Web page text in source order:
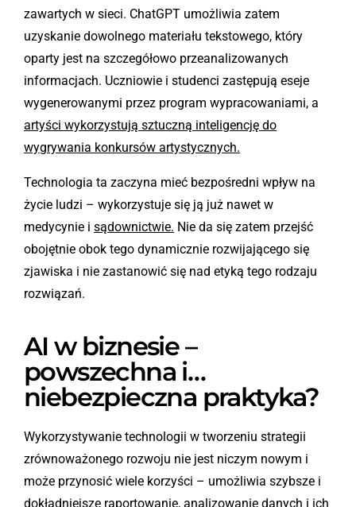
zawartych w sieci. ChatGPT umożliwia zatem
uzyskanie dowolnego materiału tekstowego, który
oparty jest na szczegółowo przeanalizowanych
informacjach. Uczniowie i studenci zastępują eseje
wygenerowanymi przez program wypracowaniami, a
artyści wykorzystują sztuczną inteligencję do
wygrywania konkursów artystycznych.
Technologia ta zaczyna mieć bezpośredni wpływ na
życie ludzi – wykorzystuje się ją już nawet w
medycynie i sądownictwie. Nie da się zatem przejść
obojętnie obok tego dynamicznie rozwijającego się
zjawiska i nie zastanowić się nad etyką tego rodzaju
rozwiązań.
AI w biznesie –
powszechna i…
niebezpieczna praktyka?
Wykorzystywanie technologii w tworzeniu strategii
zrównoważonego rozwoju nie jest niczym nowym i
może przynosić wiele korzyści – umożliwia szybsze i
dokładniejsze raportowanie, analizowanie danych i ich